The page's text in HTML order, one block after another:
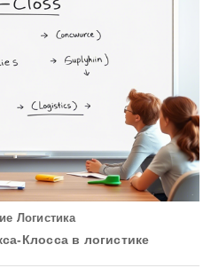
Логистика
Клосса в логистике